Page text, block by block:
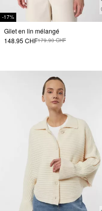
-17%
Gilet en lin mélangé
148.95 CHF179.90 CHF